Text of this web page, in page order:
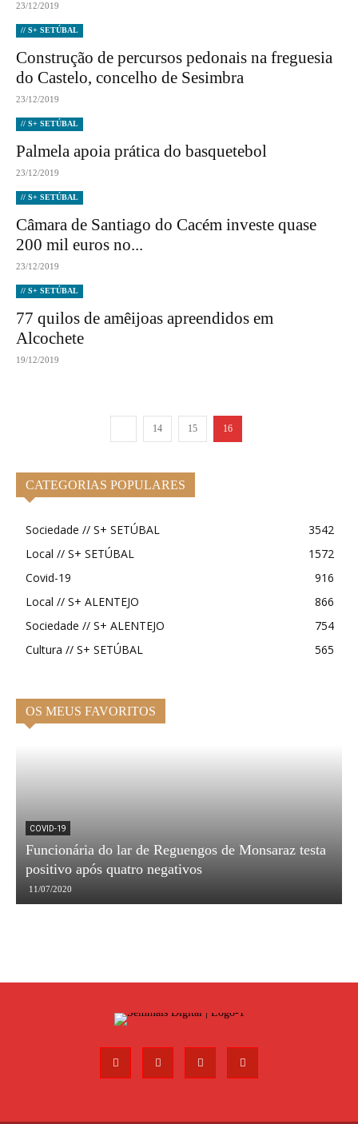
23/12/2019
// S+ SETÚBAL
Construção de percursos pedonais na freguesia
do Castelo, concelho de Sesimbra
23/12/2019
// S+ SETÚBAL
Palmela apoia prática do basquetebol
23/12/2019
// S+ SETÚBAL
Câmara de Santiago do Cacém investe quase
200 mil euros no...
23/12/2019
// S+ SETÚBAL
77 quilos de amêijoas apreendidos em
Alcochete
19/12/2019
14 15 16
CATEGORIAS POPULARES
Sociedade // S+ SETÚBAL
3542
Local // S+ SETÚBAL
1572
Covid-19
916
Local // S+ ALENTEJO
866
Sociedade // S+ ALENTEJO
754
Cultura // S+ SETÚBAL
565
OS MEUS FAVORITOS
COVID-19
Funcionária do lar de Reguengos de Monsaraz testa
positivo após quatro negativos
11/07/2020